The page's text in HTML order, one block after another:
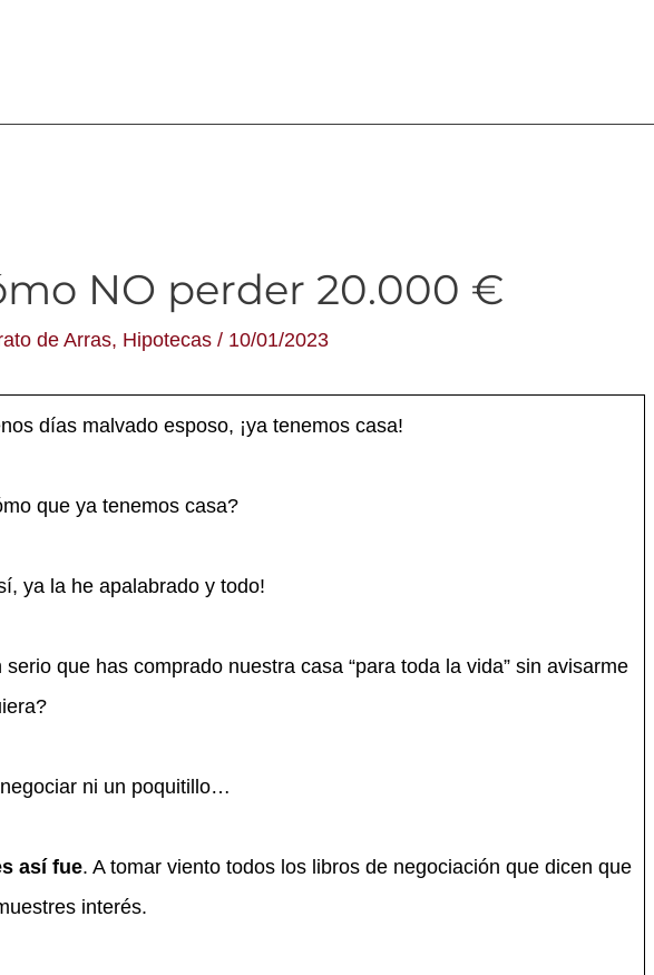
NO perder 20.000 €
de Arras, Hipotecas / 10/01/2023
días malvado esposo, ¡ya tenemos casa!
que ya tenemos casa?
ya la he apalabrado y todo!
serio que has comprado nuestra casa “para toda la vida” sin avisarme
ni un poquitillo…
así fue. A tomar viento todos los libros de negociación que dicen que
interés.